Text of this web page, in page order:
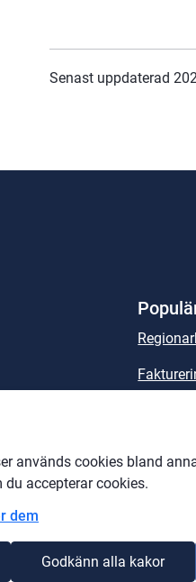
används cookies bland
accepterar cookies.
dem
Godkänn alla kakor
Senast uppdaterad